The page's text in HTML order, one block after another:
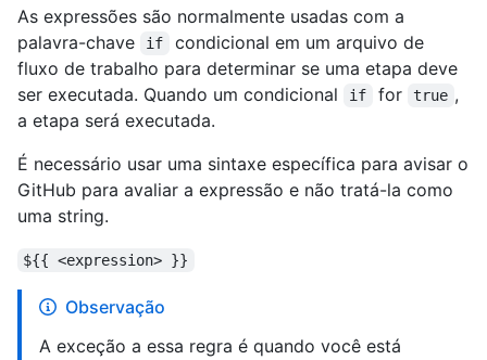
As expressões são normalmente usadas com a
palavra-chave
if
condicional em um arquivo de
fluxo de trabalho para determinar se uma etapa deve
ser executada. Quando um condicional
if for true ,
a etapa será executada.
É necessário usar uma sintaxe específica para avisar o
GitHub para avaliar a expressão e não tratá-la como
uma string.
${{ <expression> }}
Observação
A exceção a essa regra é quando você está